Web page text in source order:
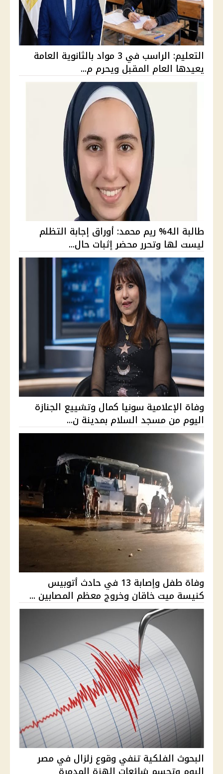
التعليم: الراسب في 3 مواد بالثانوية العامة
يعيدها العام المقبل ويحرم م...
طالبة الـ4% ريم محمد: أوراق إجابة التظلم
ليست لها وتحرر محضر إثبات حال...
وفاة الإعلامية سونيا كمال وتشييع الجنازة
اليوم من مسجد السلام بمدينة ن...
وفاة طفل وإصابة 13 في حادث أتوبيس
كنيسة ميت خاقان وخروج معظم المصابين ...
البحوث الفلكية تنفي وقوع زلزال في مصر